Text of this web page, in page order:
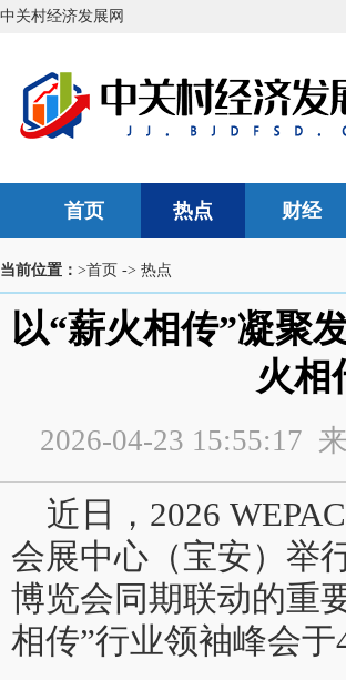
中关村经济发展网
首页 热点 财经
当前位置： >首页 -> 热点
以“薪火相传”凝聚
火相
2026-04-23 15:55:17
近日，2026
会展中心（宝安）举
博览会同期联动的重
相传”行业领袖峰会